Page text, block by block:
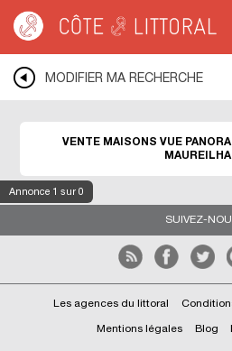
panoramique>MEDITERRANEE >
MAUREILHAN
MODIFIER MA RECHERCHE
Annonce 1 sur 0
VENTE MAISONS VUE
SUIVEZ-
Les agences du littoral
Mentions légales Blog